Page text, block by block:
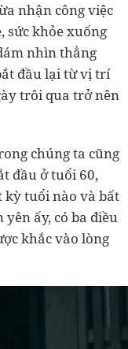
nhận công việc
sức khỏe xuống
nhìn thẳng
đầu lại từ vị trí
trôi qua trở nên
chúng ta cũng
đầu ở tuổi 60,
kỳ tuổi nào và bất
yên ấy, có ba điều
khắc vào lòng